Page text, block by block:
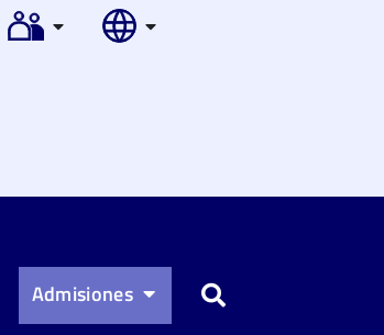
Admisiones Buscar